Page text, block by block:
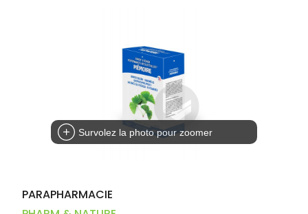
Survolez la photo pour zoomer
PARAPHARMACIE